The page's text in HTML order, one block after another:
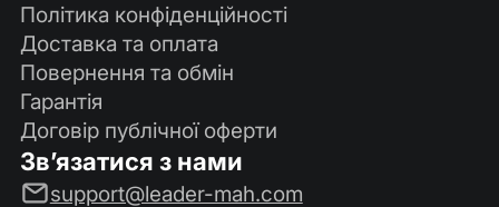
Політика конфіденційності
Доставка та оплата
Повернення та обмін
Гарантія
Договір публічної оферти
Зв’язатися з нами
support@leader-mah.com